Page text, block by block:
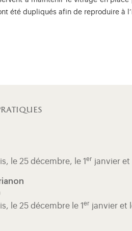
été dupliqués afin de reproduire à
le 25 décembre, le 1 er janvier et
le 25 décembre le 1 er janvier et